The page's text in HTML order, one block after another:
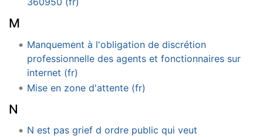
M
Manquement à l'obligation de discrétion
professionnelle des agents et fonctionnaires sur
internet (fr)
Mise en zone d'attente (fr)
N
N est pas grief d ordre public qui veut